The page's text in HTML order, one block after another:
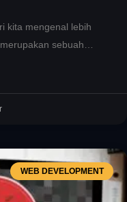
kita mengenal lebih
sebuah
WEB DEVELOPMENT